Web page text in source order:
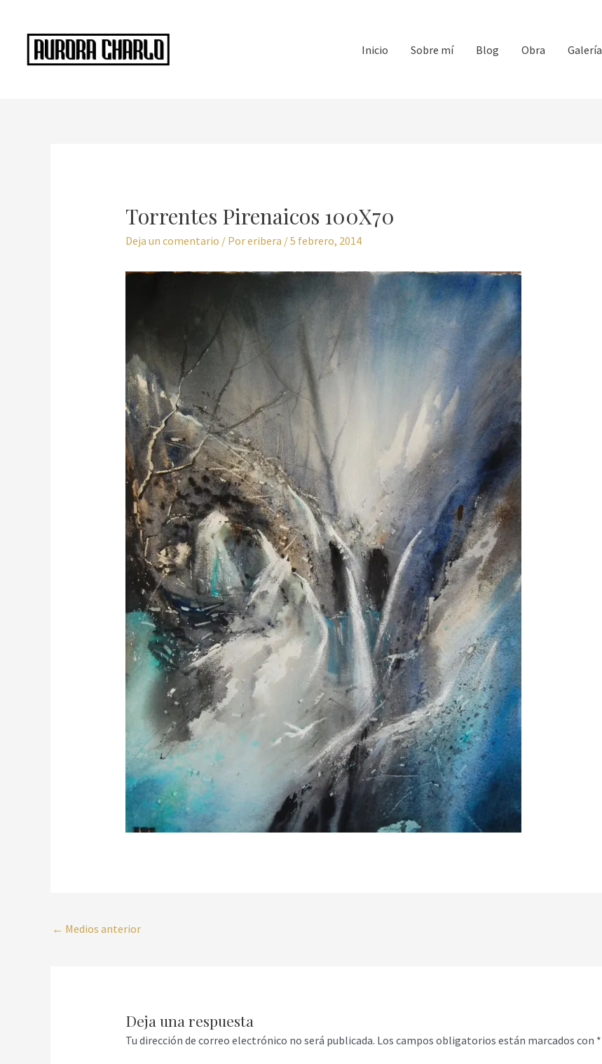
contenido
Inicio Sobre mí Blog Obra Galería
Torrentes Pirenaicos 100X70
Deja un comentario / Poreribera /5 febrero, 2014
← Medios anterior
Deja una respuesta
Tu dirección de correo electrónico no será publicada. Los campos obligatorios están marcados con *